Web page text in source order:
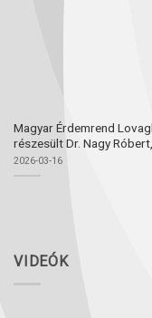
Magyar Érdemrend
részesült Dr. Nagy
2026-03-16
VIDEÓK